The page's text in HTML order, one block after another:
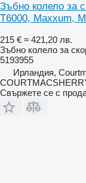
Зъбно колело за
T6000, Maxxum,
215 € ≈ 421,20 лв.
Зъбно колело за
5193955
Ирландия,
Свържете се с